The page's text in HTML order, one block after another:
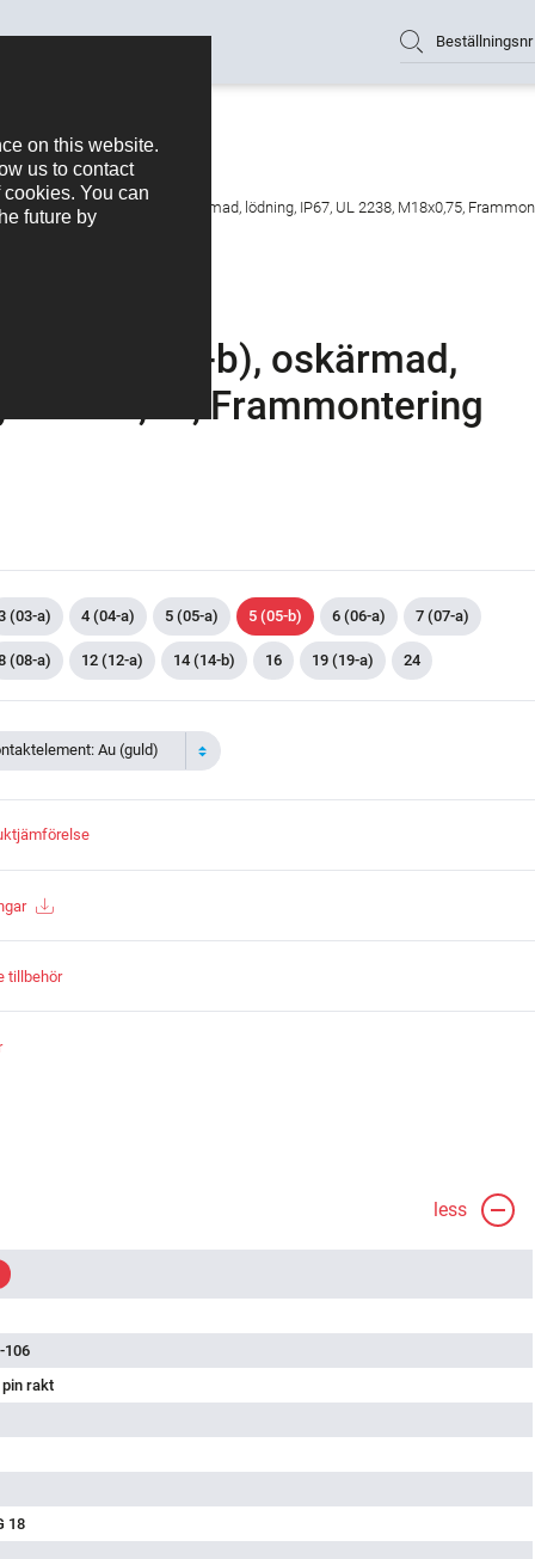
Beställningsnr
antal poler: 5 (05-b), oskärmad, lödning, IP67, UL 2238, M18x0,75,
5 (05-b), oskärmad,
M18x0,75, Frammontering
(03-a) 4 (04-a) 5 (05-a) 5 (05-b) 6 (06-a) 7 (07-a)
(08-a) 12 (12-a) 14 (14-b) 16 19 (19-a) 24
Au (guld)
tillbehör
less
106
rakt
18